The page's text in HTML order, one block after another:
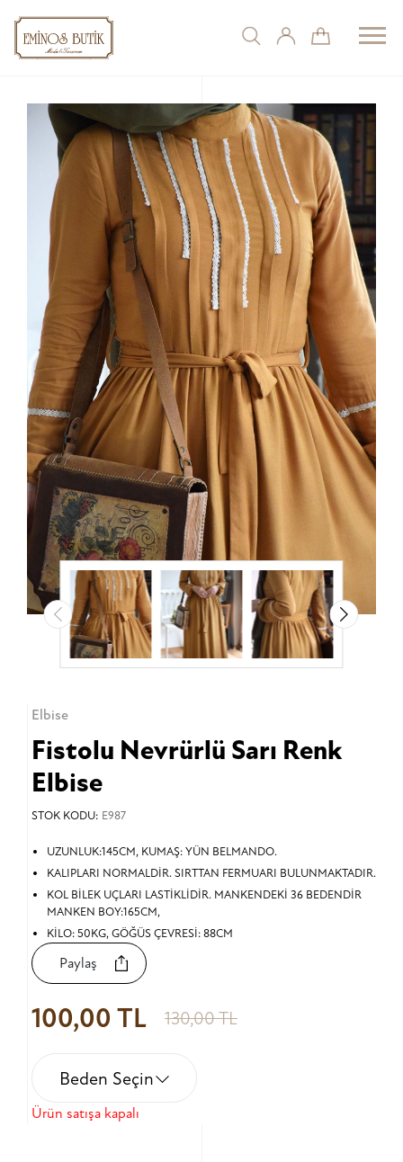
Elbise
Fistolu Nevrürlü Sarı Renk
Elbise
STOK KODU: E987
UZUNLUK:145CM, KUMAŞ: YÜN BELMANDO.
KALIPLARI NORMALDİR. SIRTTAN FERMUARI BULUNMAKTADIR.
KOL BİLEK UÇLARI LASTİKLİDİR. MANKENDEKİ 36 BEDENDİR
MANKEN BOY:165CM,
KİLO: 50KG, GÖĞÜS ÇEVRESİ: 88CM
Paylaş
100,00 TL 130,00 TL
Beden Seçin
Ürün satışa kapalı